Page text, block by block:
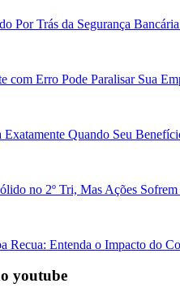
Por Trás da Segurança
com Erro Pode Paralisar Sua
Quando Seu
no 2º Tri, Mas Ações
Recua: Entenda o Impacto do
youtube